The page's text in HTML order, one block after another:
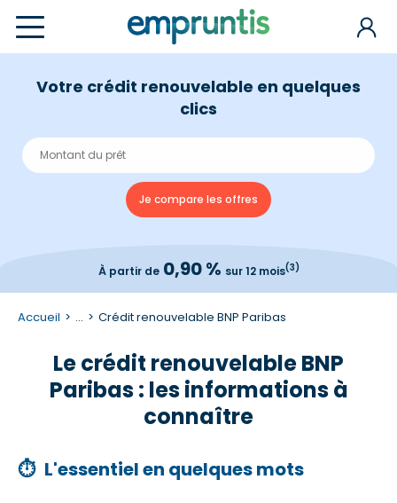
Votre crédit renouvelable en quelques
clics
À partir de0,90 % sur 12 mois(3)
Accueil ... Crédit renouvelable BNP Paribas
Le crédit renouvelable BNP
Paribas : les informations à
connaître
⏱ L'essentiel en quelques mots